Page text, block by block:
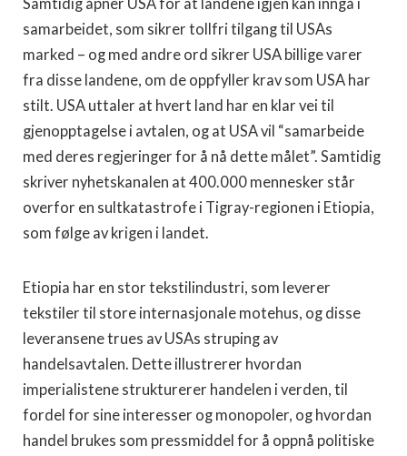
Samtidig åpner USA for at landene igjen kan inngå i
samarbeidet, som sikrer tollfri tilgang til USAs
marked – og med andre ord sikrer USA billige varer
fra disse landene, om de oppfyller krav som USA har
stilt. USA uttaler at hvert land har en klar vei til
gjenopptagelse i avtalen, og at USA vil “samarbeide
med deres regjeringer for å nå dette målet”. Samtidig
skriver nyhetskanalen at 400.000 mennesker står
overfor en sultkatastrofe i Tigray-regionen i Etiopia,
som følge av krigen i landet.
Etiopia har en stor tekstilindustri, som leverer
tekstiler til store internasjonale motehus, og disse
leveransene trues av USAs struping av
handelsavtalen. Dette illustrerer hvordan
imperialistene strukturerer handelen i verden, til
fordel for sine interesser og monopoler, og hvordan
handel brukes som pressmiddel for å oppnå politiske